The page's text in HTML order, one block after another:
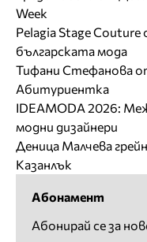
Week
Pelagia Stage
българската мода
Тифани Стефанова
Абитуриентка
IDEAMODA 2026:
модни дизайнери
Деница Малчева
Казанлък
Абонамент
Абонирай се за